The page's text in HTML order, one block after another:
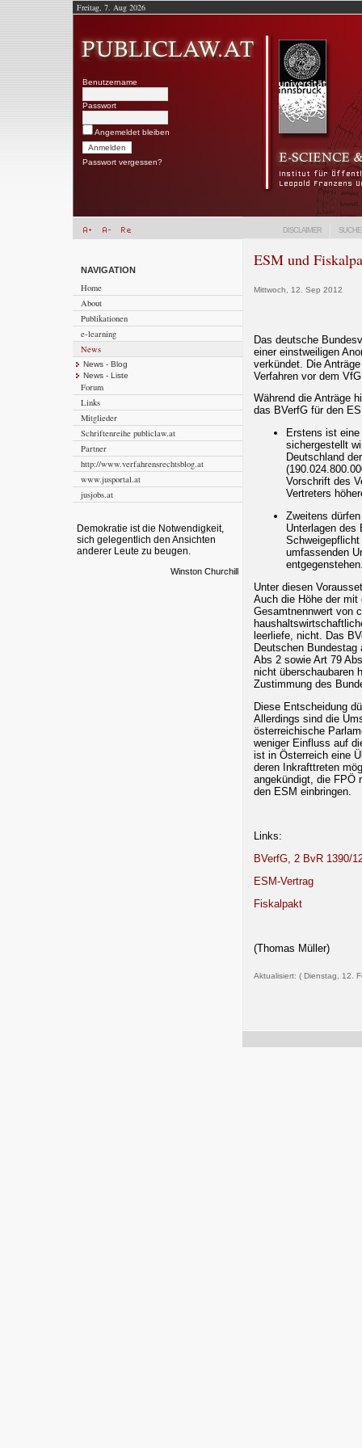
Freitag, 7. Aug 2026
Benutzername
Passwort
Angemeldet bleiben
Passwort vergessen?
DISCLAIMER SUCHE
NAVIGATION
Home
About
Publikationen
e-learning
News
News - Blog
News - Liste
Forum
Links
Mitglieder
Schriftenreihe publiclaw.at
Partner
http://www.verfahrensrechtsblog.at
www.jusportal.at
jusjobs.at
Demokratie ist die Notwendigkeit,
sich gelegentlich den Ansichten
anderer Leute zu beugen.
Winston Churchill
ESM und
Mittwoch, 12. Sep 2012
Das deutsche
einer einstweiligen
verkündet. Die
Verfahren vor dem
Während die Anträge
das BVerfG für den
Erstens ist
sichergestellt
Deutschland
Vorschrift des
Vertreters
Zweitens
Unterlagen des
umfassenden
Unter diesen
Auch die Höhe der mit
Gesamtnennwert von
leerliefe, nicht. Das
Deutschen
Abs 2 sowie Art 79
nicht überschaubaren
Zustimmung des
Diese Entscheidung
Allerdings sind die
österreichische
weniger Einfluss auf
ist in Österreich eine
deren Inkrafttreten
angekündigt, die FPÖ
den ESM einbringen.
Links:
BVerfG, 2 BvR 1390/
ESM-Vertrag
Fiskalpakt
(Thomas Müller)
Aktualisiert: ( Dienstag, 12.